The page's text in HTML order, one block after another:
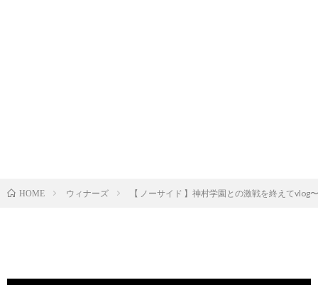
HOME ウィナーズ 【 ノーサイド 】神村学園との激戦を終えて